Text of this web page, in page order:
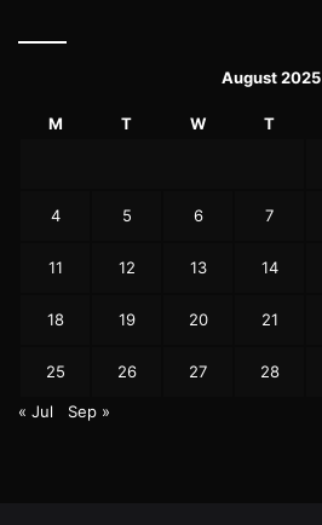
August 2025
M T W T
4 5 6 7
11 12 13 14
18 19 20 21
25 26 27 28
« Jul Sep »